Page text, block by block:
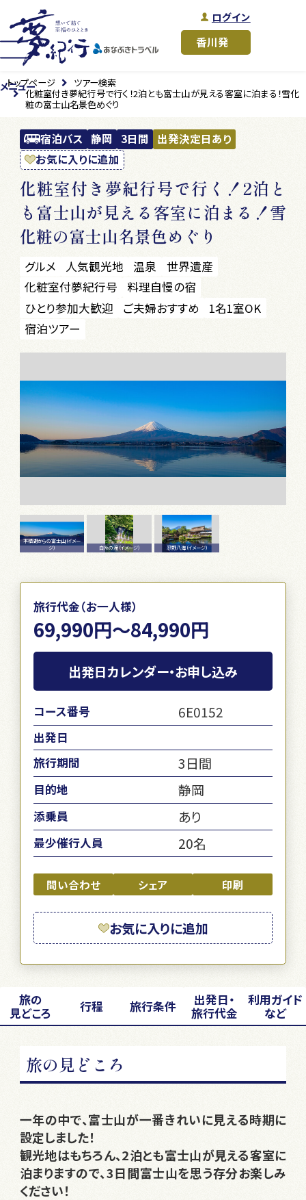
ログイン
メニュー
トップページ
ツアー検索
化粧室付き夢紀行号で行く！2泊とも富士山が見える客室に泊まる！雪化
粧の富士山名景色めぐり
宿泊バス 静岡 3日間
出発決定日あり
お気に入りに追加
化粧室付き夢紀行号で行く！2泊と
も富士山が見える客室に泊まる！雪
化粧の富士山名景色めぐり
グルメ 人気観光地 温泉
世界遺産
化粧室付夢紀行号
料理自慢の宿
ひとり参加大歓迎
ご夫婦おすすめ
1名1室OK
宿泊ツアー
本栖湖からの富士山（イメー
ジ）
白糸の滝（イメージ） 忍野八海（イメージ）
旅行代金（お一人様）
69,990円～84,990円
出発日カレンダー・お申し込み
コース番号 6E0152
出発日
旅行期間
3日間
目的地 静岡
添乗員 あり
最少催行人員 20名
問い合わせ シェア 印刷
お気に入りに追加
旅の
見どころ
行程 旅行条件
出発日・
旅行代金
利用ガイド
など
旅の見どころ
一年の中で、富士山が一番きれいに見える時期に
設定しました！
観光地はもちろん、2泊とも富士山が見える客室に
泊まりますので、3日間富士山を思う存分お楽しみ
ください！